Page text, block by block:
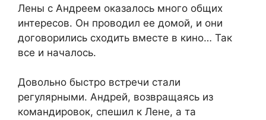
Лены с Андреем оказалось много общих
интересов. Он проводил ее домой, и они
договорились сходить вместе в кино… Так
все и началось.
Довольно быстро встречи стали
регулярными. Андрей, возвращаясь из
командировок, спешил к Лене, а та